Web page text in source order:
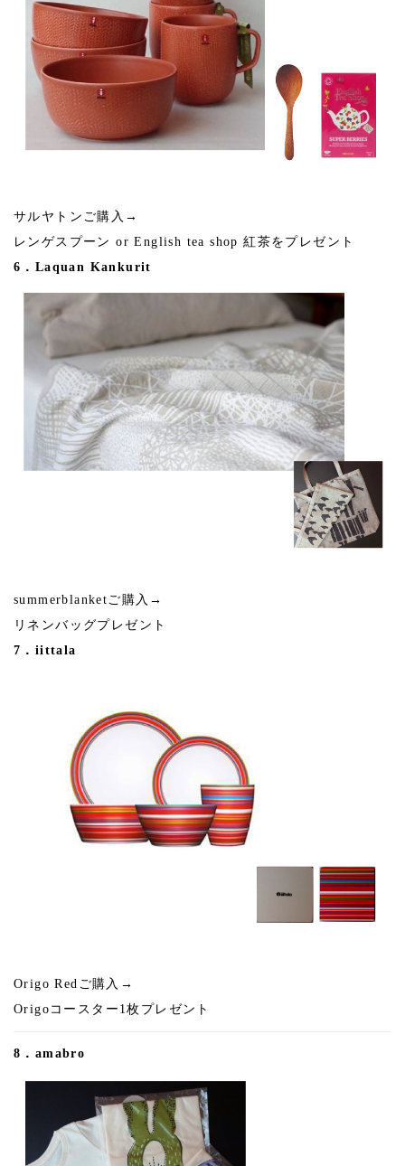
サルヤトンご購入→
レンゲスプーン or English tea shop 紅茶をプレゼント
6．Laquan Kankurit
summerblanketご購入→
リネンバッグプレゼント
7．iittala
Origo Redご購入→
Origoコースター1枚プレゼント
8．amabro